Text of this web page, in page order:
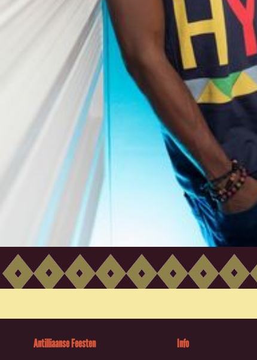
Antilliaanse Feesten Info